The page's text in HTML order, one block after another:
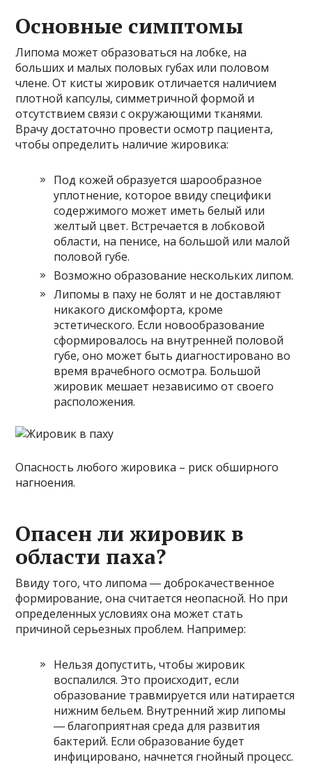
Основные симптомы
Липома может образоваться на лобке, на
больших и малых половых губах или половом
члене. От кисты жировик отличается наличием
плотной капсулы, симметричной формой и
отсутствием связи с окружающими тканями.
Врачу достаточно провести осмотр пациента,
чтобы определить наличие жировика:
Под кожей образуется шарообразное
уплотнение, которое ввиду специфики
содержимого может иметь белый или
желтый цвет. Встречается в лобковой
области, на пенисе, на большой или малой
половой губе.
Возможно образование нескольких липом.
Липомы в паху не болят и не доставляют
никакого дискомфорта, кроме
эстетического. Если новообразование
сформировалось на внутренней половой
губе, оно может быть диагностировано во
время врачебного осмотра. Большой
жировик мешает независимо от своего
расположения.
Опасность любого жировика – риск обширного
нагноения.
Опасен ли жировик в
области паха?
Ввиду того, что липома ― доброкачественное
формирование, она считается неопасной. Но при
определенных условиях она может стать
причиной серьезных проблем. Например:
Нельзя допустить, чтобы жировик
воспалился. Это происходит, если
образование травмируется или натирается
нижним бельем. Внутренний жир липомы
― благоприятная среда для развития
бактерий. Если образование будет
инфицировано, начнется гнойный процесс.